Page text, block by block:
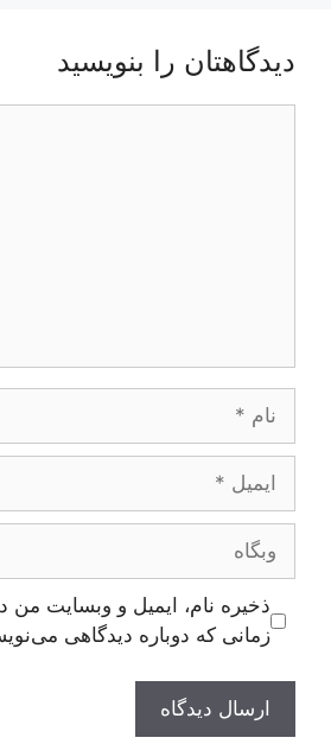
دیدگاهتان را بنویسید
ایمیل
وبگاه
ذخیره نام، ایمیل و وبسایت من
زمانی که دوباره دیدگاهی